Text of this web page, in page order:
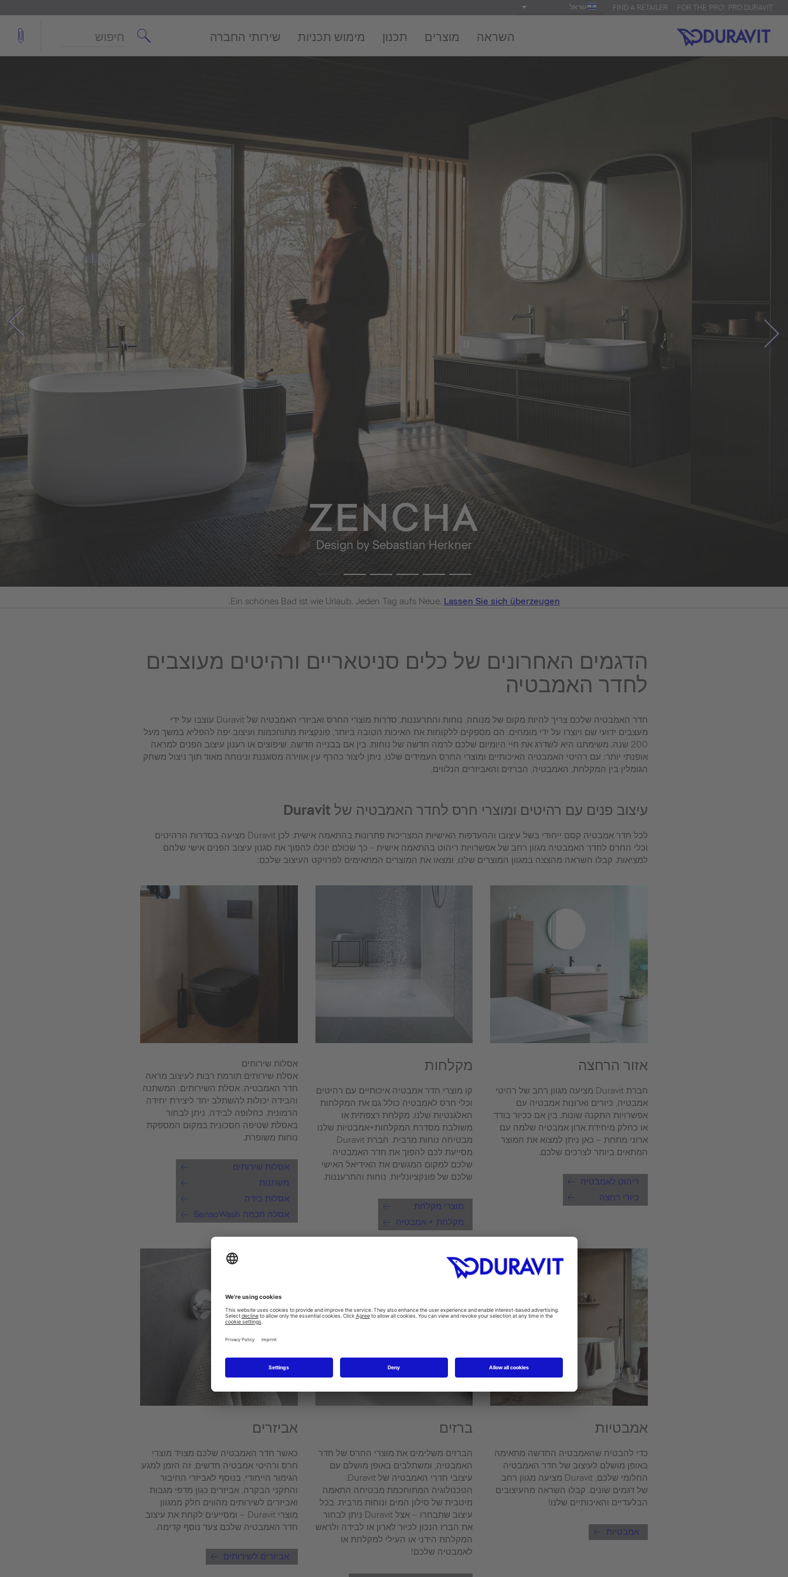
FOR THE 'PRO': PRO.DURAVIT
FIND A RETAILER ישראל
השראה מוצרים תכנון מימוש תכניות שירותי החברה
ZENCHA
Design by Sebastian Herkner
Ein schönes Bad ist wie Urlaub. Jeden Tag aufs Neue. Lassen Sie sich überzeugen
.
הדגמים האחרונים של כלים סניטאריים ורהיטים מעוצבים
לחדר האמבטיה
חדר האמבטיה שלכם צריך להיות מקום של מנוחה, נוחות והתרעננות. סדרות מוצרי החרס ואביזרי האמבטיה של Duravit עוצבו על ידי
מעצבים ידועי שם ויוצרו על ידי מומחים. הם מספקים ללקוחות את האיכות הטובה ביותר, פונקציות מתוחכמות ועיצוב יפה להפליא במשך מעל
200 שנה. משימתנו היא לשדרג את חיי היומיום שלכם לרמה חדשה של נוחות. בין אם בבנייה חדשה, שיפוצים או רענון עיצוב הפנים למראה
אופנתי יותר: עם רהיטי האמבטיה האיכותיים ומוצרי החרס העמידים שלנו, ניתן ליצור כהרף עין אווירה מסוגננת ונינוחה מאוד תוך ניצול משחק
הגומלין בין המקלחת, האמבטיה, הברזים והאביזרים הנלווים.
עיצוב פנים עם רהיטים ומוצרי חרס לחדר האמבטיה של Duravit
לכל חדר אמבטיה קסם ייחודי בשל עיצובו וההעדפות האישיות המצריכות פתרונות בהתאמה אישית. לכן Duravit מציעה בסדרות הרהיטים
וכלי החרס לחדר האמבטיה מגוון רחב של אפשרויות ריהוט בהתאמה אישית - כך שכולם יוכלו להפוך את סגנון עיצוב הפנים אישי שלהם
למציאות. קבלו השראה מהצצה במגוון המוצרים שלנו, ומצאו את המוצרים המתאימים לפרויקט העיצוב שלכם:
אזור הרחצה
חברת Duravit מציעה מגוון רחב של רהיטי
אמבטיה, כיורים וארונות אמבטיה עם
אפשרויות התקנה שונות. בין אם ככיור בודד
או כחלק מיחידת ארון אמבטיה שלמה עם
ארוני מתחת – כאן ניתן למצוא את המוצר
המתאים ביותר לצרכים שלכם.
ריהוט לאמבטיה
כיורי רחצה
מקלחות
קו מוצרי חדר אמבטיה איכותיים עם רהיטים
וכלי חרס לאמבטיה כולל גם את המקלחות
האלגנטיות שלנו. מקלחת רצפתית או
משולבת מסדרת המקלחות+אמבטיות שלנו
מבטיחה נוחות מרבית. חברת Duravit
מסייעת לכם להפוך את חדר האמבטיה
שלכם למקום המגשים את האידיאל האישי
שלכם של פונקציונליות, נוחות והתרעננות.
מוצרי מקלחת
מקלחת + אמבטיה
אסלות שירותים
אסלת שירותים תורמת רבות לעיצוב מראה
חדר האמבטיה. אסלת השירותים, המשתנה
והבידה יכולות להשתלב יחד ליצירת יחידה
הרמונית. כחלופה לבידה, ניתן לבחור
באסלת שטיפה חסכונית במקום המספקת
נוחות משופרת.
אסלות שירותים
משתנות
אסלות בידה
אסלה חכמה SensoWash
אמבטיות
כדי להבטיח שהאמבטיה החדשה מתאימה
באופן מושלם לעיצוב של חדר האמבטיה
החלומי שלכם, Duravit מציעה מגוון רחב
של דגמים שונים. קבלו השראה מהעיצובים
הבלעדיים והאיכותיים שלנו!
אמבטיות
ברזים
הברזים משלימים את מוצרי החרס של חדר
האמבטיה, ומשתלבים באופן מושלם עם
עיצובי חדרי האמבטיה של Duravit.
הטכנולוגיה המתוחכמת מבטיחה התאמה
מיטבית של סילון המים ונוחות מרבית. בכל
עיצוב שתבחרו – אצל Duravit ניתן לבחור
את הברז הנכון לכיור לארון או לבידה ולראש
המקלחת הידני או העילי למקלחת או
לאמבטיה שלכם!
אביזרים
כאשר חדר האמבטיה שלכם מצויד מוצרי
חרס ורהיטי אמבטיה חדשים, זה הזמן למגע
הגימור הייחודי. בנוסף לאביזרי החיבור
והתקני הבקרה, אביזרים כגון מדפי מגבות
ואביזרים לשירותים מהווים חלק ממגוון
מוצרי Duravit – ומסייעים לקחת את עיצוב
חדר האמבטיה שלכם צעד נוסף קדימה.
אביזרים לשירותים